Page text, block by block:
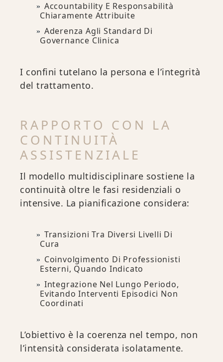
Accountability E Responsabilità
Chiaramente Attribuite
Aderenza Agli Standard Di
Governance Clinica
I confini tutelano la persona e l’integrità
del trattamento.
RAPPORTO CON LA
CONTINUITÀ
ASSISTENZIALE
Il modello multidisciplinare sostiene la
continuità oltre le fasi residenziali o
intensive. La pianificazione considera:
Transizioni Tra Diversi Livelli Di
Cura
Coinvolgimento Di Professionisti
Esterni, Quando Indicato
Integrazione Nel Lungo Periodo,
Evitando Interventi Episodici Non
Coordinati
L’obiettivo è la coerenza nel tempo, non
l’intensità considerata isolatamente.